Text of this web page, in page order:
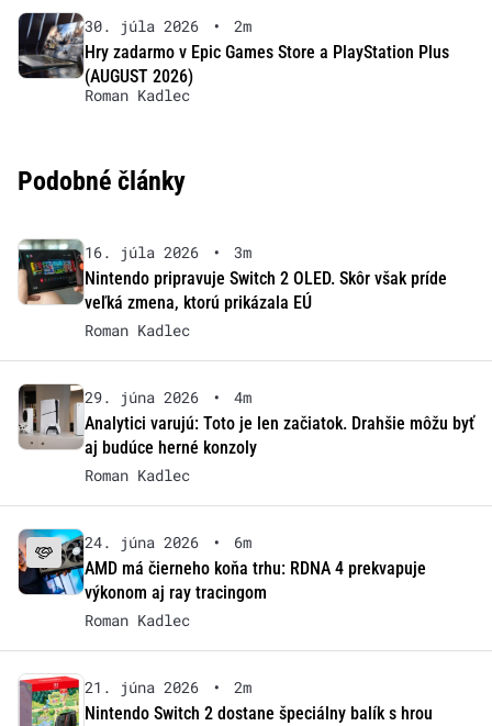
30. júla 2026 •
2m
Hry zadarmo v Epic Games Store a PlayStation Plus
(AUGUST 2026)
Roman Kadlec
Podobné články
16. júla 2026 •
3m
Nintendo pripravuje Switch 2 OLED. Skôr však príde
veľká zmena, ktorú prikázala EÚ
Roman Kadlec
29. júna 2026 •
4m
Analytici varujú: Toto je len začiatok. Drahšie môžu byť
aj budúce herné konzoly
Roman Kadlec
24. júna 2026 •
6m
AMD má čierneho koňa trhu: RDNA 4 prekvapuje
výkonom aj ray tracingom
Roman Kadlec
21. júna 2026 •
2m
Nintendo Switch 2 dostane špeciálny balík s hrou